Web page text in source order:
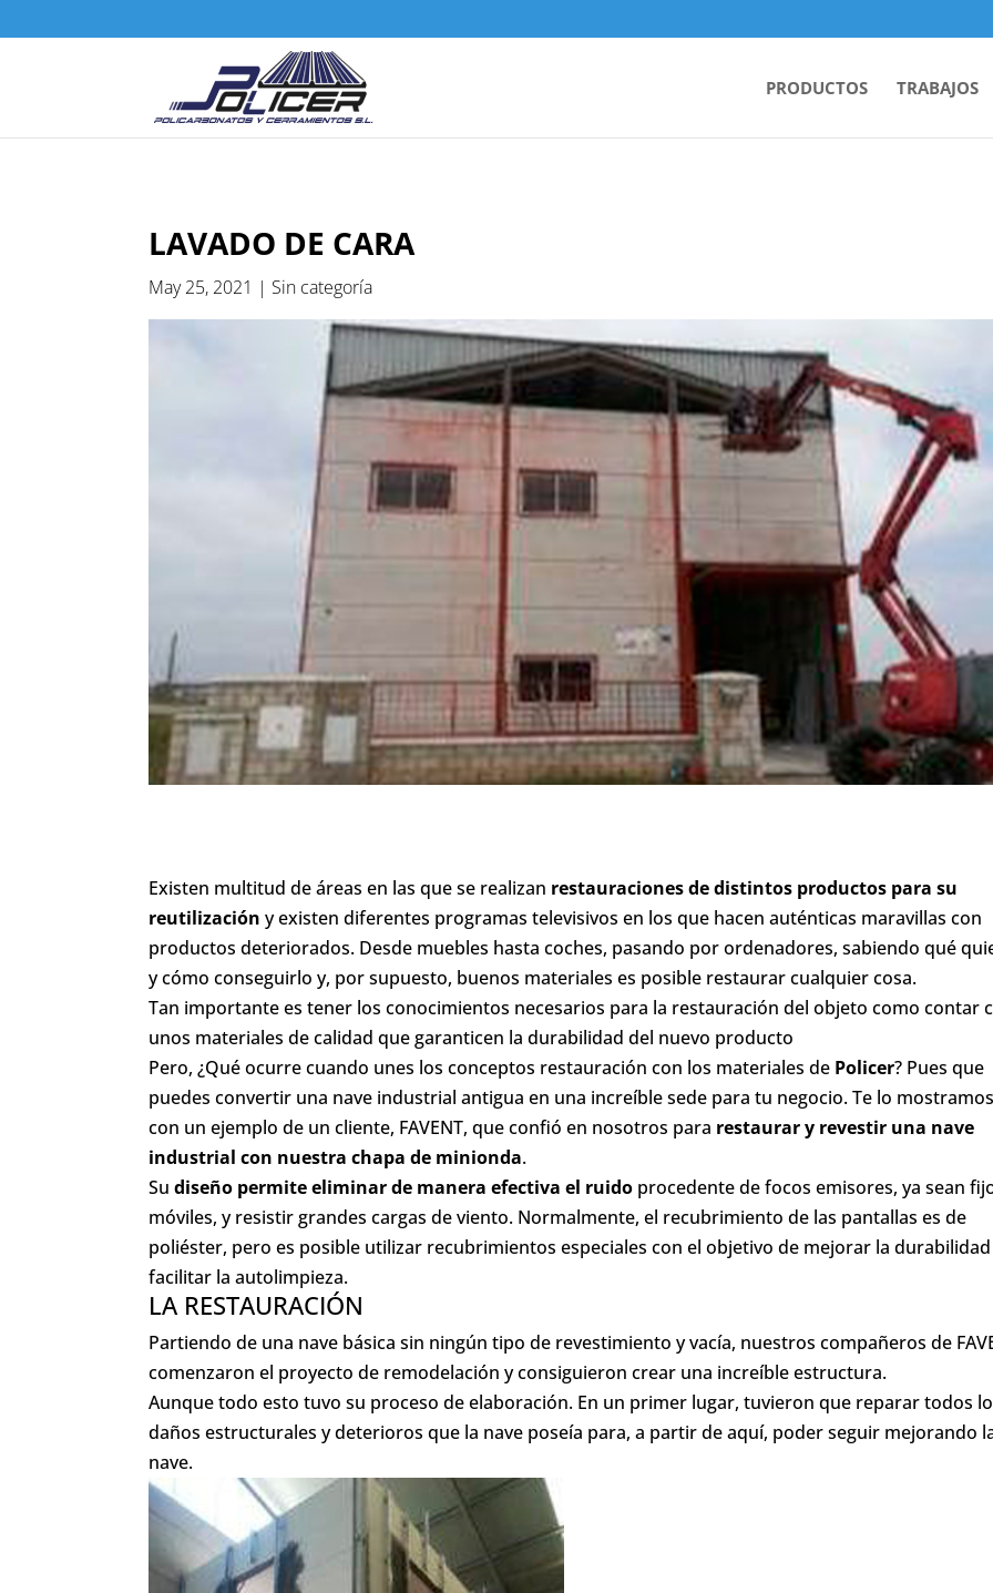
PRODUCTOS TRABAJOS
LAVADO DE CARA
May 25, 2021 | Sin categoría
Existen multitud de áreas en las que se realizan restauraciones de distintos productos para su
reutilización y existen diferentes programas televisivos en los que hacen auténticas maravillas con
productos deteriorados. Desde muebles hasta coches, pasando por ordenadores, sabiendo qué
y cómo conseguirlo y, por supuesto, buenos materiales es posible restaurar cualquier cosa.
Tan importante es tener los conocimientos necesarios para la restauración del objeto como contar
unos materiales de calidad que garanticen la durabilidad del nuevo producto
Pero, ¿Qué ocurre cuando unes los conceptos restauración con los materiales de Policer? Pues que
puedes convertir una nave industrial antigua en una increíble sede para tu negocio. Te lo
con un ejemplo de un cliente, FAVENT, que confió en nosotros para restaurar y revestir una nave
industrial con nuestra chapa de minionda.
Sudiseño permite eliminar de manera efectiva el ruido procedente de focos emisores, ya sean
móviles, y resistir grandes cargas de viento. Normalmente, el recubrimiento de las pantallas es de
poliéster, pero es posible utilizar recubrimientos especiales con el objetivo de mejorar la
facilitar la autolimpieza.
LA RESTAURACIÓN
Partiendo de una nave básica sin ningún tipo de revestimiento y vacía, nuestros compañeros de
comenzaron el proyecto de remodelación y consiguieron crear una increíble estructura.
Aunque todo esto tuvo su proceso de elaboración. En un primer lugar, tuvieron que reparar todos
daños estructurales y deterioros que la nave poseía para, a partir de aquí, poder seguir mejorando
nave.